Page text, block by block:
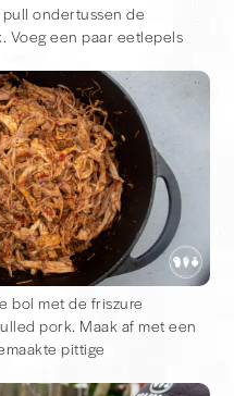
ondertussen de
Voeg een paar eetlepels
bol met de friszure
pork. Maak af met een
pittige